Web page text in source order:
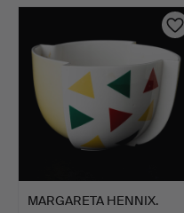
MARGARETA HENNIX.